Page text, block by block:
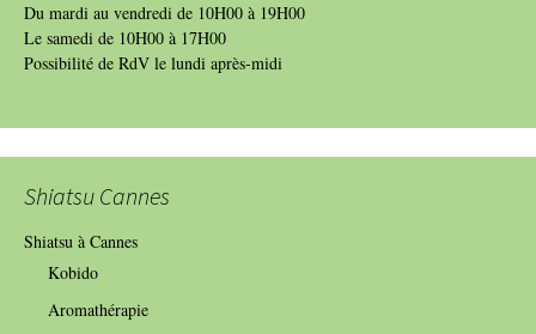
Du mardi au vendredi de 10H00 à 19H00
Le samedi de 10H00 à 17H00
Possibilité de RdV le lundi après-midi
Shiatsu Cannes
Shiatsu à Cannes
Kobido
Aromathérapie